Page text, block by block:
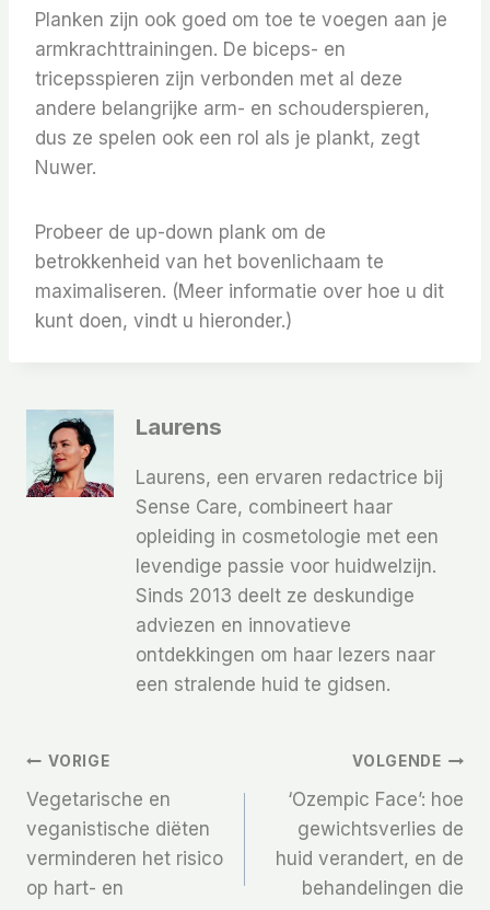
Planken zijn ook goed om toe te voegen aan je
armkrachttrainingen. De biceps- en
tricepsspieren zijn verbonden met al deze
andere belangrijke arm- en schouderspieren,
dus ze spelen ook een rol als je plankt, zegt
Nuwer.
Probeer de up-down plank om de
betrokkenheid van het bovenlichaam te
maximaliseren. (Meer informatie over hoe u dit
kunt doen, vindt u hieronder.)
Laurens
Laurens, een ervaren redactrice bij
Sense Care, combineert haar
opleiding in cosmetologie met een
levendige passie voor huidwelzijn.
Sinds 2013 deelt ze deskundige
adviezen en innovatieve
ontdekkingen om haar lezers naar
een stralende huid te gidsen.
Bericht
Navigatie
VORIGE
Vegetarische en
veganistische diëten
verminderen het risico
op hart- en
VOLGENDE
‘Ozempic Face’: hoe
gewichtsverlies de
huid verandert, en de
behandelingen die